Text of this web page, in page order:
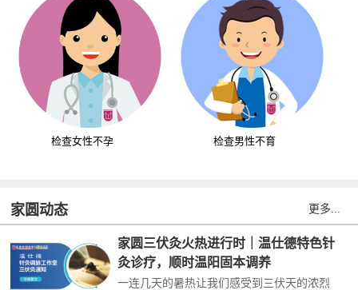
检查女性不孕 检查男性不育
家圆动态 更多...
家圆三伏灸火热进行时｜温仕德特色针
灸诊疗，顺时温阳固本调养
一连几天的暑热让我们感受到三伏天的浓烈